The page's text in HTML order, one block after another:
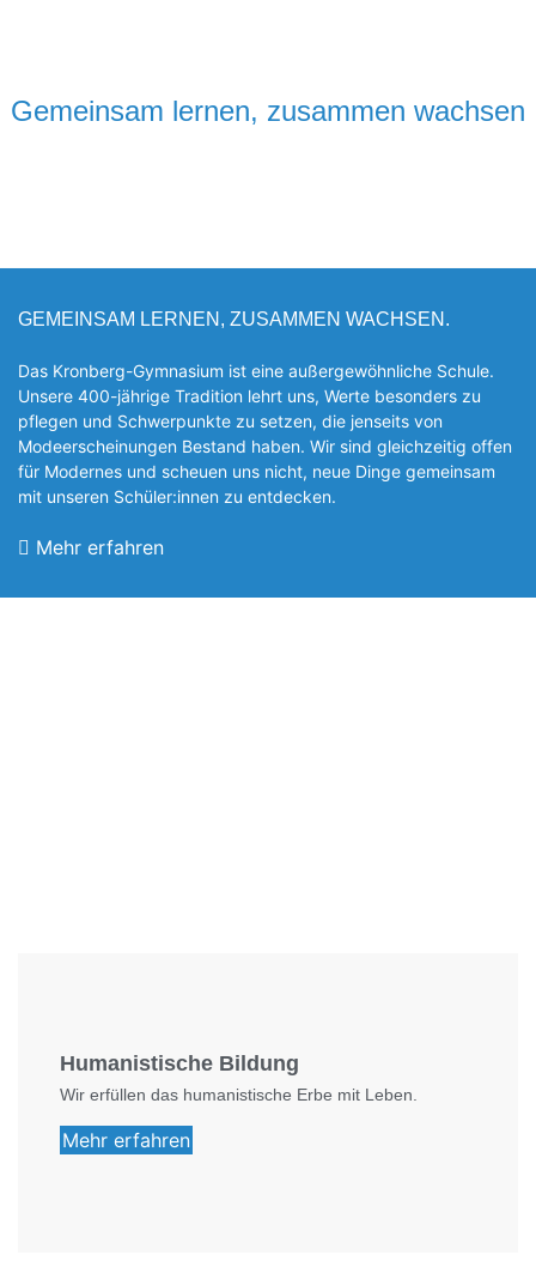
Gemeinsam lernen, zusammen wachsen
GEMEINSAM LERNEN, ZUSAMMEN WACHSEN.
Das Kronberg-Gymnasium ist eine außergewöhnliche Schule.
Unsere 400-jährige Tradition lehrt uns, Werte besonders zu
pflegen und Schwerpunkte zu setzen, die jen­seits von
Modeerscheinungen Be­stand haben. Wir sind gleichzeitig offen
für Modernes und scheuen uns nicht, neue Dinge gemeinsam
mit unseren Schüler:innen zu entde­cken.
Mehr erfahren
Humanistische Bildung
Wir erfüllen das humanistische Erbe mit Leben.
Mehr erfahren